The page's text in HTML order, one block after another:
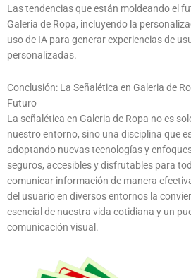
Las tendencias que están moldeando el
Galeria de Ropa, incluyendo la
uso de IA para generar experiencias de
personalizadas.
Conclusión: La Señalética en Galeria de
Futuro
La señalética en Galeria de Ropa no es
nuestro entorno, sino una disciplina que
adoptando nuevas tecnologías y
seguros, accesibles y disfrutables para
comunicar información de manera
del usuario en diversos entornos la
esencial de nuestra vida cotidiana y un
comunicación visual.